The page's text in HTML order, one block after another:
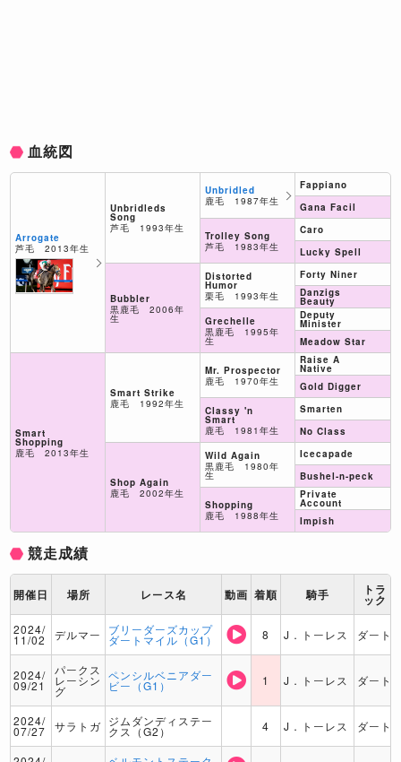
血統図
Arrogate
芦毛 2013年生
Smart
Shopping
鹿毛 2013年生
Unbridleds
Song
芦毛 1993年生
Bubbler
黒鹿毛 2006年
生
Smart Strike
鹿毛 1992年生
Shop Again
鹿毛 2002年生
Unbridled
鹿毛 1987年生
Trolley Song
芦毛 1983年生
Distorted
Humor
栗毛 1993年生
Grechelle
黒鹿毛 1995年
生
Mr. Prospector
鹿毛 1970年生
Classy 'n
Smart
鹿毛 1981年生
Wild Again
黒鹿毛 1980年
生
Shopping
鹿毛 1988年生
Fappiano
Gana Facil
Caro
Lucky Spell
Forty Niner
Danzigs
Beauty
Deputy
Minister
Meadow Star
Raise A
Native
Gold Digger
Smarten
No Class
Icecapade
Bushel-n-peck
Private
Account
Impish
競走成績
開催日 場所 レース名 動画 着順 騎手 トラ
ック
2024/
11/02 デルマー ブリーダーズカップ
ダートマイル（G1） 8 J．トーレス ダート
2024/
09/21
パークス
レーシン
グ
ペンシルベニアダー
ビー（G1） 1 J．トーレス ダート
2024/
07/27 サラトガ ジムダンディステー
クス（G2） 4 J．トーレス ダート